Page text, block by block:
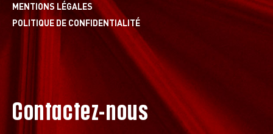
MENTIONS LÉGALES
POLITIQUE DE CONFIDENTIALITÉ
Contactez-nous